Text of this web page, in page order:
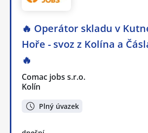
🔥 Operátor skladu v
Hoře - svoz z Kolína a
🔥
Comac jobs s.r.o.
Kolín
Plný úvazek